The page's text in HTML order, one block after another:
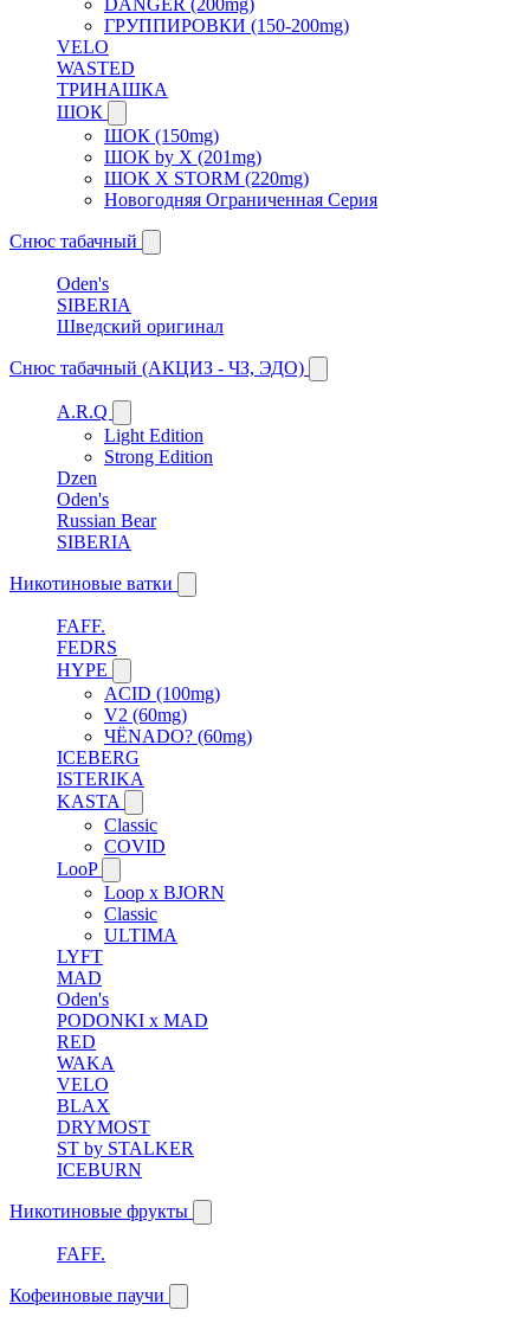
ГРУППИРОВКИ (150-200mg)
VELO
WASTED
ТРИНАШКА
ШОК
ШОК (150mg)
ШОК by X (201mg)
ШОК X STORM (220mg)
Новогодняя Ограниченная Серия
Снюс табачный
Oden's
SIBERIA
Шведский оригинал
Снюс табачный (АКЦИЗ - ЧЗ, ЭДО)
A.R.Q
Light Edition
Strong Edition
Dzen
Oden's
Russian Bear
SIBERIA
Никотиновые ватки
FAFF.
FEDRS
HYPE
ACID (100mg)
V2 (60mg)
ЧЁNADO? (60mg)
ICEBERG
ISTERIKA
KASTA
Classic
COVID
LooP
Loop x BJORN
Classic
ULTIMA
LYFT
MAD
Oden's
PODONKI x MAD
RED
WAKA
VELO
BLAX
DRYMOST
ST by STALKER
ICEBURN
Никотиновые фрукты
FAFF.
Кофеиновые паучи